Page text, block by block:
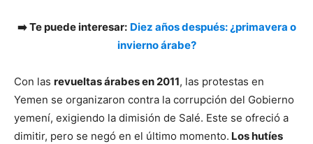
➡️ Te puede interesar: Diez años después: ¿primavera o
invierno árabe?
Con las revueltas árabes en 2011, las protestas en
Yemen se organizaron contra la corrupción del Gobierno
yemení, exigiendo la dimisión de Salé. Este se ofreció a
dimitir, pero se negó en el último momento. Los hutíes